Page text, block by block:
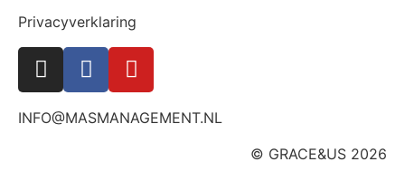
Privacyverklaring
INFO@MASMANAGEMENT.NL
© GRACE&US 2026